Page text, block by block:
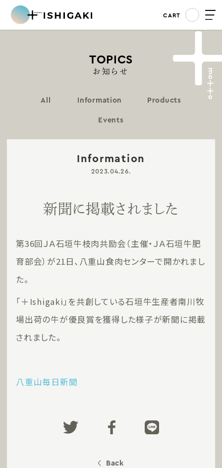
CART
TOPICS
お知らせ
All Information Products
Events
Information
2023.04.26.
新聞に掲載されました
第36回ＪＡ石垣牛枝肉共励会（主催・ＪＡ石垣牛肥
育部会）が21日、八重山食肉センターで開かれまし
た。
「＋Ishigaki」を共創している石垣牛生産者南川牧
場出荷の牛が優良賞を獲得した様子が新聞に掲載
されました。
八重山毎日新聞
Back